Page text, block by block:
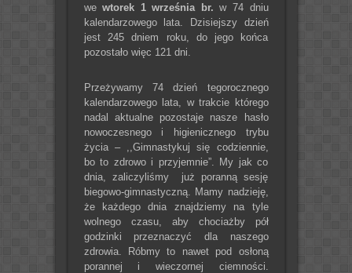
wewtorek 1 września br.w 74 dniu
kalendarzowego lata. Dzisiejszy dzień
jest 245 dniem roku, do jego końca
pozostało więc 121 dni.
Przeżywamy 74 dzień tegorocznego
kalendarzowego lata, w trakcie którego
nadal aktualne pozostaje nasze hasło
nowoczesnego i higienicznego trybu
życia – ,,Gimnastykuj się codziennie,
bo to zdrowo i przyjemnie”. My jak co
dnia, zaliczyliśmy już poranną sesję
biegowo-gimnastyczną. Mamy nadzieję,
że każdego dnia znajdziemy na tyle
wolnego czasu, aby chociażby pół
godzinki przeznaczyć dla naszego
zdrowia. Róbmy to nawet pod osłoną
porannej i wieczornej ciemności.